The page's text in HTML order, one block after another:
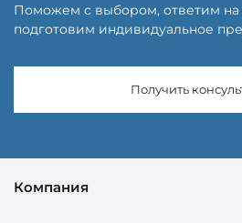
Поможем с выбором, ответим на
подготовим индивидуальное
Получить
Компания